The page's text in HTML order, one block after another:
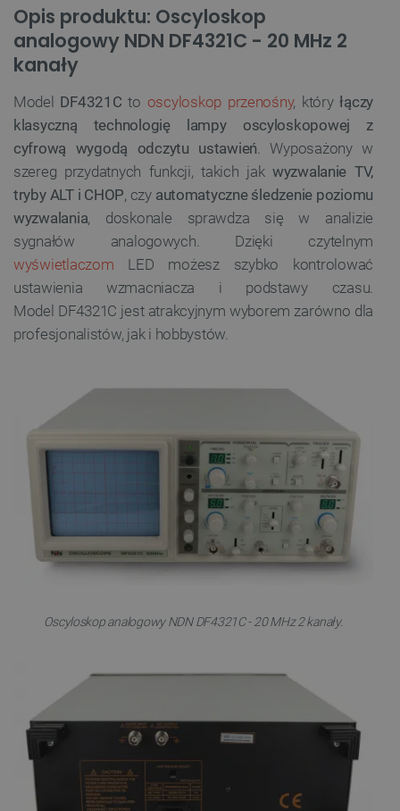
Opis produktu: Oscyloskop
analogowy NDN DF4321C - 20 MHz 2
kanały
Model DF4321C to oscyloskop przenośny, któryłączy
klasyczną technologię lampy oscyloskopowej z
cyfrową wygodą odczytu ustawień. Wyposażony w
szereg przydatnych funkcji, takich jak wyzwalanie TV,
tryby ALT i CHOP, czy automatyczne śledzenie poziomu
wyzwalania, doskonale sprawdza się w analizie
sygnałów analogowych. Dzięki czytelnym
wyświetlaczom LED możesz szybko kontrolować
ustawienia wzmacniacza i podstawy czasu.
Model DF4321C jest atrakcyjnym wyborem zarówno dla
profesjonalistów, jak i hobbystów.
Oscyloskop analogowy NDN DF4321C - 20 MHz 2 kanały.